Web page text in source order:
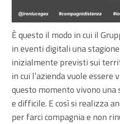
È questo il modo in cui il
in eventi digitali una
inizialmente previsti sui
in cui l’azienda vuole essere
questo momento vivono
e difficile. E così si realizza
per farci compagnia e non